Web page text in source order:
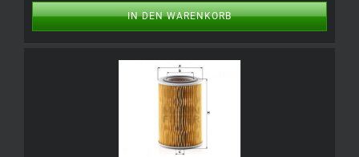
IN DEN WARENKORB